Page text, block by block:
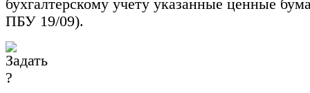
бухгалтерскому учету указанные ценные
ПБУ 19/09).